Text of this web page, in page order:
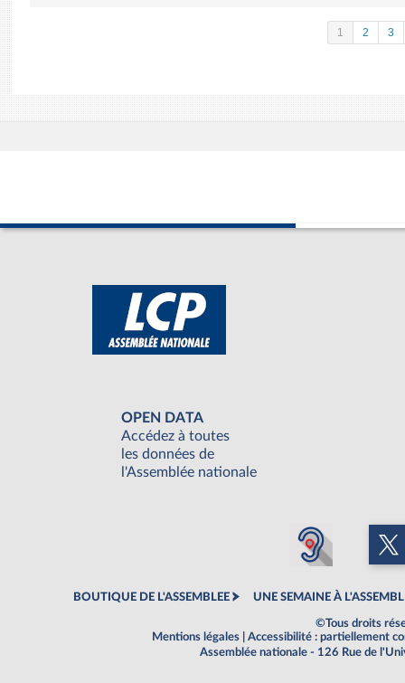
1 2 3
OPEN DATA
Accédez à toutes
les données de
l'Assemblée nationale
BOUTIQUE DE L'ASSEMBLEE UNE SEMAINE À
©Tous droits
Mentions légales
Accessibilité : partiellement
Assemblée nationale - 126 Rue de